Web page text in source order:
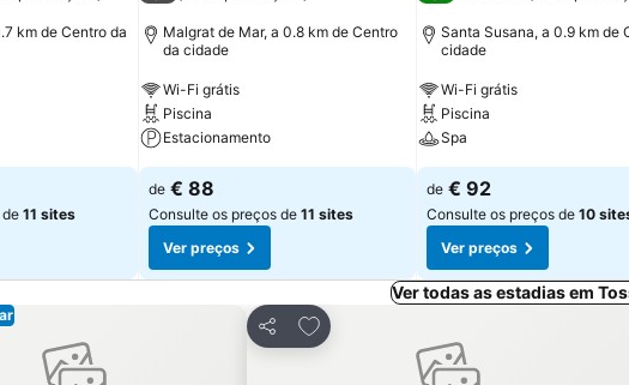
km de Centro da
11 sites
Malgrat de Mar, a 0.8 km de Centro
da cidade
Wi-Fi grátis
Piscina
Estacionamento
de € 88
Consulte os preços de 11 sites
Ver preços
Santa Susana, a 0.9 km de
cidade
Wi-Fi grátis
Piscina
Spa
de € 92
Consulte os preços de 10
Ver preços
Ver todas as estadias em
aos favoritos
Partilhar
Adicionar aos favoritos